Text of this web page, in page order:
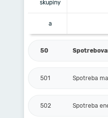
skupiny
a
50
501 Spotreba
502 Spotreba